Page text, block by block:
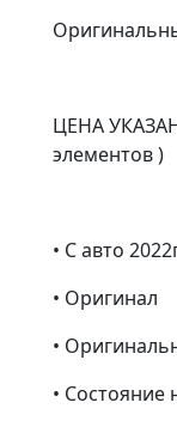
ЦЕНА
элементов )
• С авто
• Оригинал
•
• Состояние